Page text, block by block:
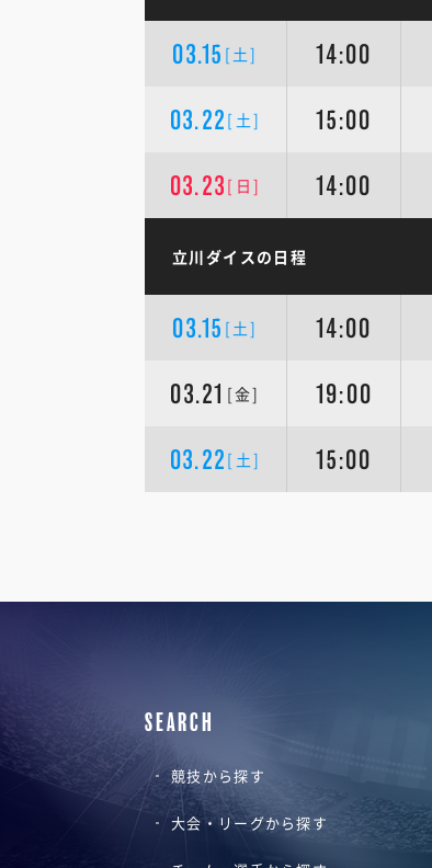
03.15 [土] 14:00
03.22 [土] 15:00
03.23 [日] 14:00
立川ダイスの日程
03.15 [土] 14:00
03.21 [金] 19:00
03.22 [土] 15:00
SEARCH
競技から探す
大会・リーグから探す